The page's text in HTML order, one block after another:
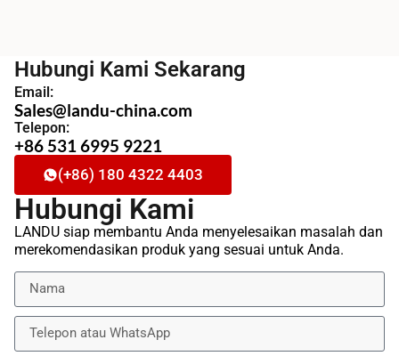
Hubungi Kami Sekarang
Email:
Sales@landu-china.com
Telepon:
+86 531 6995 9221
(+86) 180 4322 4403
Hubungi Kami
LANDU siap membantu Anda menyelesaikan masalah dan
merekomendasikan produk yang sesuai untuk Anda.